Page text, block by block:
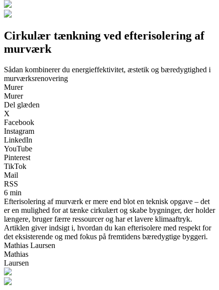
Cirkulær tænkning ved efterisolering af
murværk
Sådan kombinerer du energieffektivitet, æstetik og bæredygtighed i
murværksrenovering
Murer
Murer
Del glæden
X
Facebook
Instagram
LinkedIn
YouTube
Pinterest
TikTok
Mail
RSS
6 min
Efterisolering af murværk er mere end blot en teknisk opgave – det
er en mulighed for at tænke cirkulært og skabe bygninger, der holder
længere, bruger færre ressourcer og har et lavere klimaaftryk.
Artiklen giver indsigt i, hvordan du kan efterisolere med respekt for
det eksisterende og med fokus på fremtidens bæredygtige byggeri.
Mathias Laursen
Mathias
Laursen